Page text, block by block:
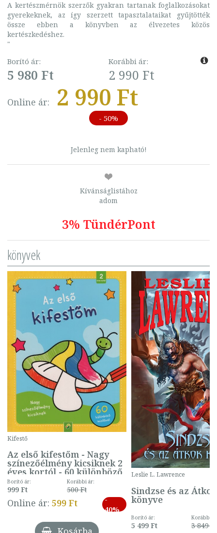
A kertészmérnök szerzők gyakran tartanak foglalkozásokat
gyerekeknek, az így szerzett tapasztalataikat gyűjtötték
össze ebben a könyvben az élvezetes közös
kertészkedéshez.
"
Borító ár:
5 980 Ft
Korábbi ár:
2 990 Ft
Online ár: 2 990 Ft
- 50%
Jelenleg nem kapható!
Kívánságlistához
adom
3% TündérPont
könyvek
Kifestő
Az első kifestőm - Nagy
színezőélmény kicsiknek 2
éves kortól - 60 különböző
mintával (gombás)
Borító ár:
999 Ft
Korábbi ár:
500 Ft
Online ár: 599 Ft
-
40%
Leslie L. Lawrence
Sindzse és az Átkok
könyve
Borító ár:
5 499 Ft
Korábbi
3 849 Ft